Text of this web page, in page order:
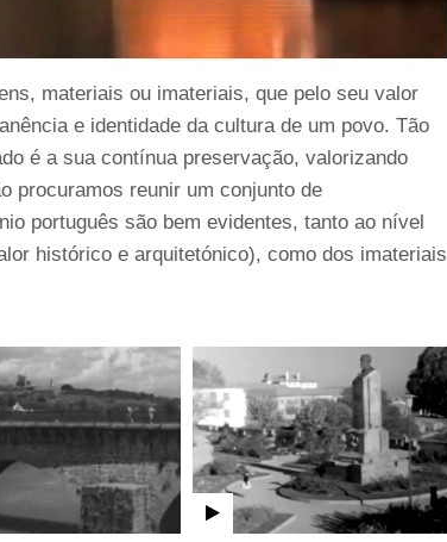
materiais ou imateriais, que pelo seu valor
e identidade da cultura de um povo. Tão
é a sua contínua preservação, valorizando
procuramos reunir um conjunto de
português são bem evidentes, tanto ao nível
histórico e arquitetónico), como dos imateriais